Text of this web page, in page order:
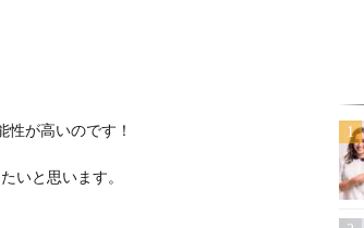
が高いのです！
いと思います。